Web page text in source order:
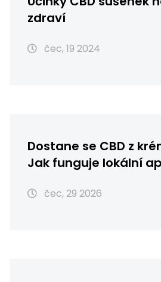
zdraví
čec, 19 2024
Dostane se CBD z
Jak funguje lokální
čec, 29 2026